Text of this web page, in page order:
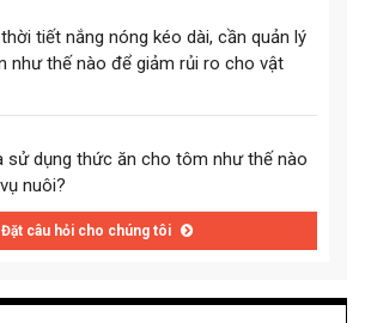
tiết nắng nóng kéo dài, cần quản lý
như thế nào để giảm rủi ro cho vật
sử dụng thức ăn cho tôm như thế nào
nuôi?
Đặt câu hỏi cho chúng tôi